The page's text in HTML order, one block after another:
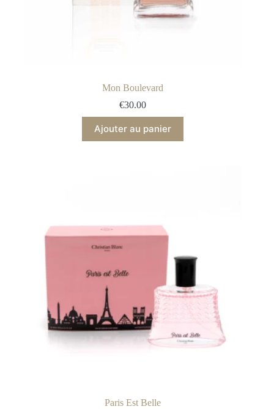
Mon Boulevard
€30.00
Ajouter au panier
Paris Est Belle